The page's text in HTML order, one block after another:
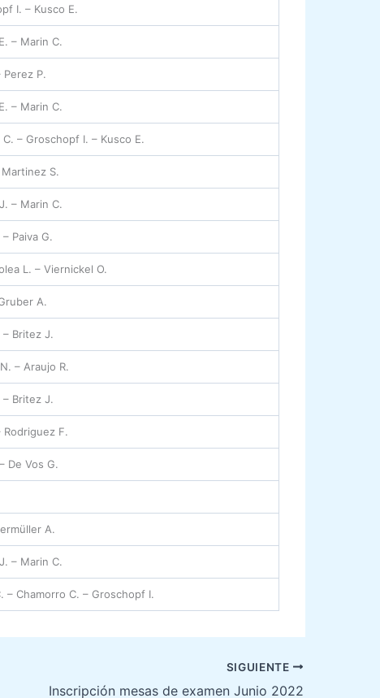
I. – Kusco E.
– Marin C.
P.
– Marin C.
– Groschopf I. – Kusco E.
S.
– Marin C.
Paiva G.
L. – Viernickel O.
A.
– Britez J.
– Araujo R.
– Britez J.
Rodriguez F.
De Vos G.
A.
– Marin C.
– Chamorro C. – Groschopf I.
SIGUIENTE
Inscripción mesas de examen Junio 2022